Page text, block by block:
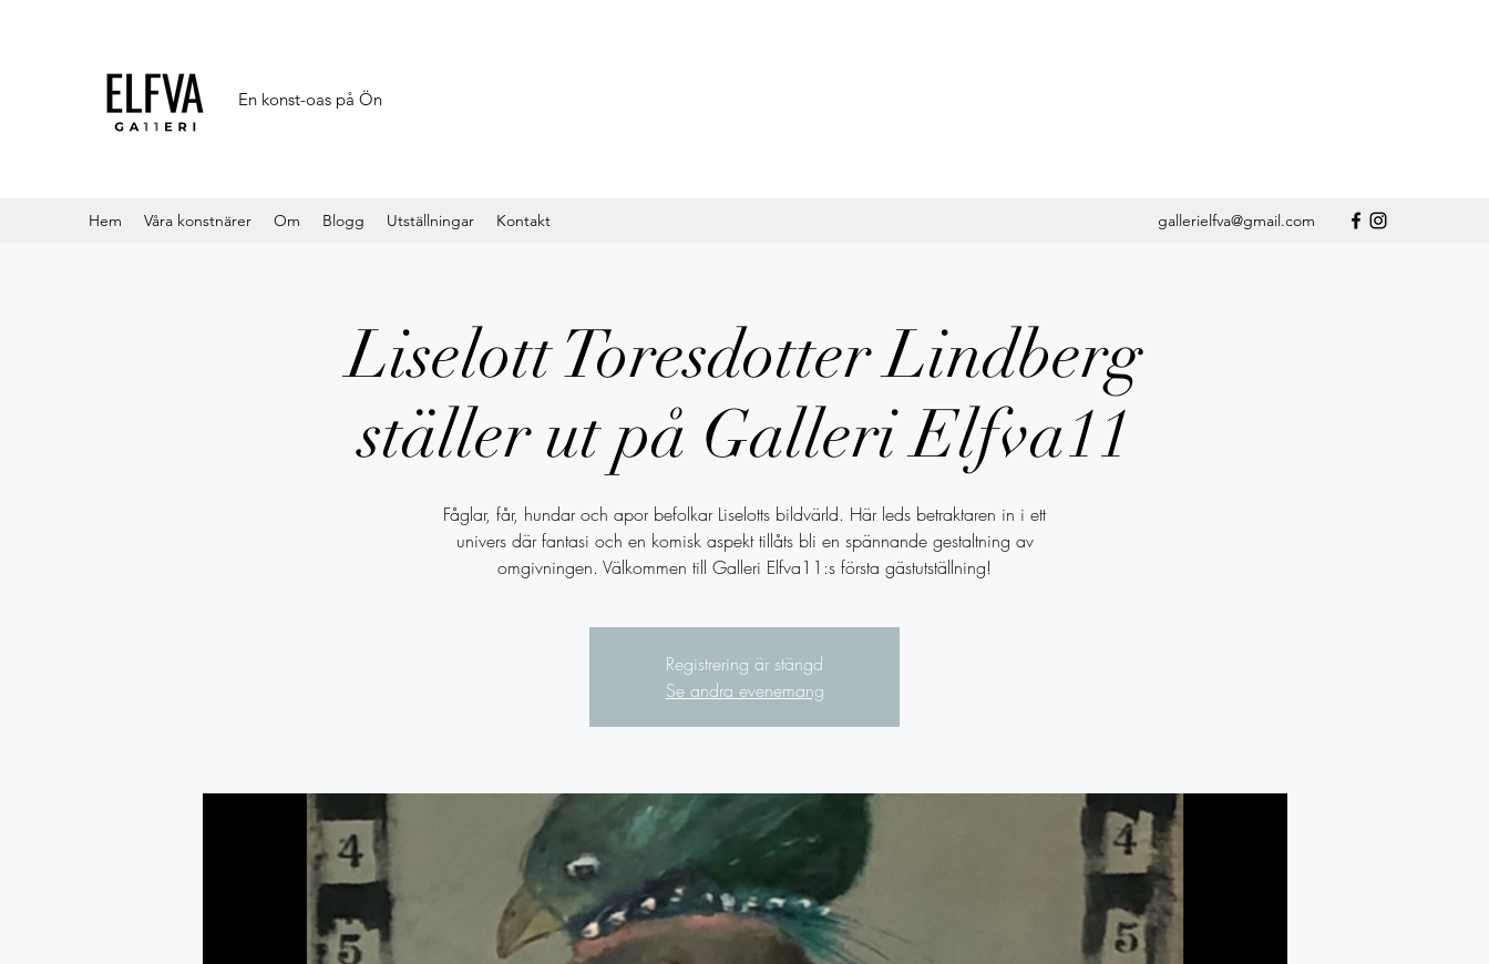
En konst-oas på Ön
Hem Våra konstnärer Om Blogg Utställningar Kontakt gallerielfva@gmail.com
Liselott Toresdotter Lindberg
ställer ut på Galleri Elfva11
Fåglar, får, hundar och apor befolkar Liselotts bildvärld. Här leds betraktaren in i ett
univers där fantasi och en komisk aspekt tillåts bli en spännande gestaltning av
omgivningen. Välkommen till Galleri Elfva11:s första gästutställning!
Registrering är stängd
Se andra evenemang